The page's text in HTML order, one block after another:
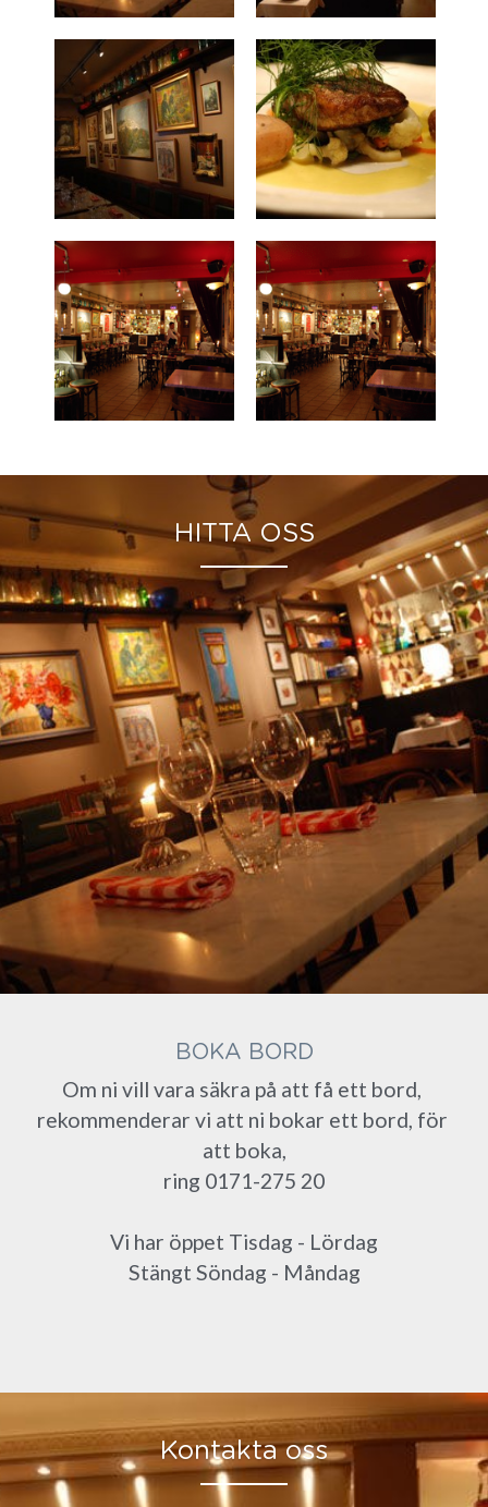
HITTA OSS
BOKA BORD
Om ni vill vara säkra på att få ett bord,
rekommenderar vi att ni bokar ett bord, för
att boka,
ring 0171-275 20
Vi har öppet Tisdag - Lördag
Stängt Söndag - Måndag
Kontakta oss